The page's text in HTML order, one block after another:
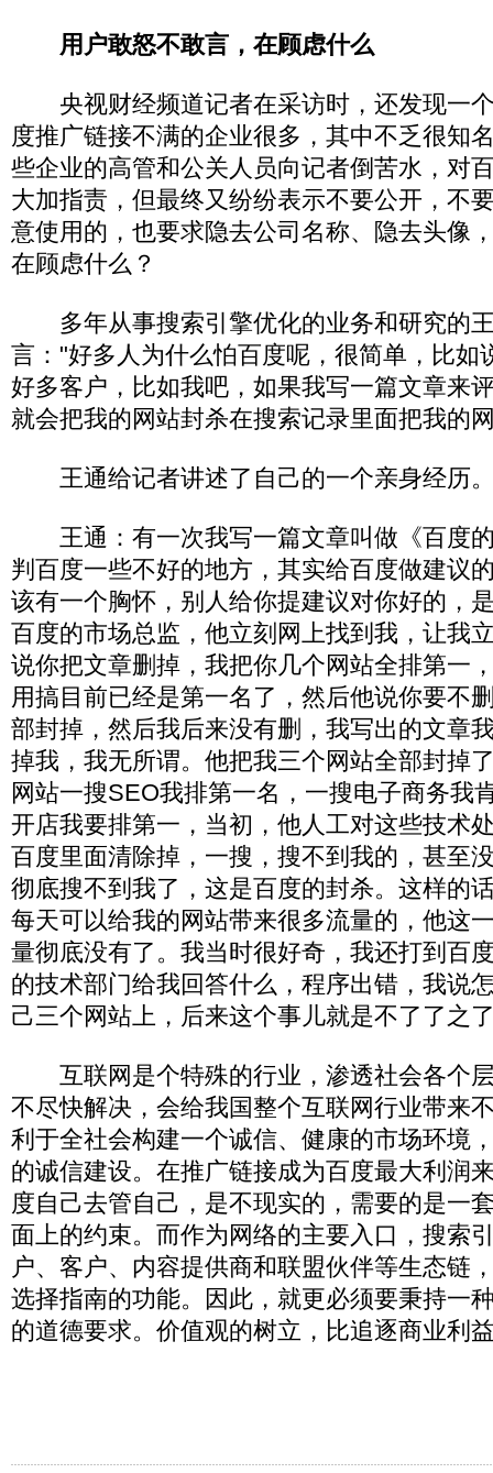
用户敢怒不敢言，在顾虑什么
央视财经频道记者在采访时，还发现一
度推广链接不满的企业很多，其中不乏很知
些企业的高管和公关人员向记者倒苦水，对
大加指责，但最终又纷纷表示不要公开，不
意使用的，也要求隐去公司名称、隐去头像
在顾虑什么？
多年从事搜索引擎优化的业务和研究的
言："好多人为什么怕百度呢，很简单，比如
好多客户，比如我吧，如果我写一篇文章来
就会把我的网站封杀在搜索记录里面把我的
王通给记者讲述了自己的一个亲身经历
王通：有一次我写一篇文章叫做《百度
判百度一些不好的地方，其实给百度做建议
该有一个胸怀，别人给你提建议对你好的，
百度的市场总监，他立刻网上找到我，让我
说你把文章删掉，我把你几个网站全排第一
用搞目前已经是第一名了，然后他说你要不
部封掉，然后我后来没有删，我写出的文章
掉我，我无所谓。他把我三个网站全部封掉
网站一搜SEO我排第一名，一搜电子商务我
开店我要排第一，当初，他人工对这些技术
百度里面清除掉，一搜，搜不到我的，甚至
彻底搜不到我了，这是百度的封杀。这样的
每天可以给我的网站带来很多流量的，他这
量彻底没有了。我当时很好奇，我还打到百
的技术部门给我回答什么，程序出错，我说
己三个网站上，后来这个事儿就是不了了之
互联网是个特殊的行业，渗透社会各个
不尽快解决，会给我国整个互联网行业带来
利于全社会构建一个诚信、健康的市场环境
的诚信建设。在推广链接成为百度最大利润
度自己去管自己，是不现实的，需要的是一
面上的约束。而作为网络的主要入口，搜索
户、客户、内容提供商和联盟伙伴等生态链
选择指南的功能。因此，就更必须要秉持一
的道德要求。价值观的树立，比追逐商业利